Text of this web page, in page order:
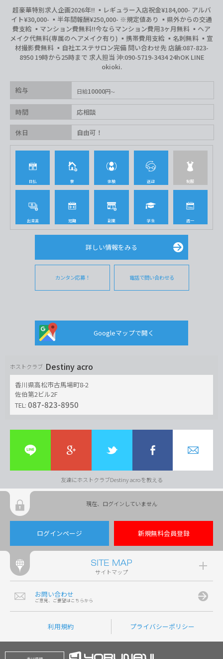
超豪華特別求人企画2026年‼︎ ▪️レギュラー入店祝金¥184,000- アルバ
イト¥30,000- ▪️半年間報酬¥250,000- ※規定値あり ▪️県外からの交通
費支給 ▪️マンション費無料‼︎今ならマンション費用3ヶ月無料 ▪️ヘア
メイク代無料(専属のヘアメイク有り) ▪️携帯費用支給 ▪️名刺無料 ▪️宣
材撮影費無料 ▪️自社エステサロン完備 問い合わせ先 店舗:087-823-
8950 19時から25時まで 求人担当 沖:090-5719-3434 24hOK LINE
okioki.
給与 日給10000円
時間 応相談
休日 自由可！
日払 寮 体験 送迎 制服
出来高 短期 副業 学生 週一
詳しい情報をみる
カンタン応募！ 電話で問い合わせる
Googleマップで開く
ホストクラブ Destiny acro
香川県高松市古馬場町8-2
佐伯第2ビル2F
TEL: 087-823-8950
友達にホストクラブDestiny acroを教える
現在、ログインしていません
ログインページ 新規無料会員登録
サイトマップ
お問い合わせ
ご意見、ご要望はこちらから
利用規約 プライバシーポリシー